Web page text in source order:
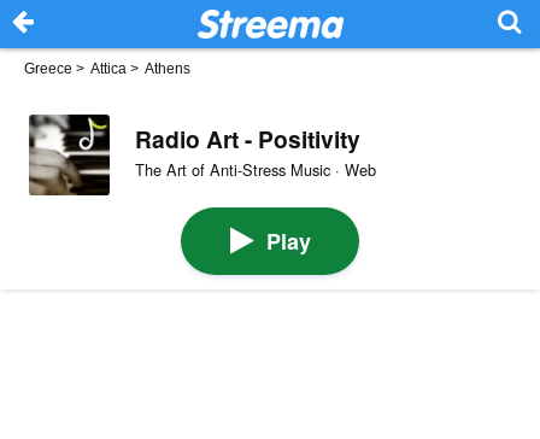
Greece > Attica > Athens
Radio Art - Positivity
The Art of Anti-Stress Music · Web
Play